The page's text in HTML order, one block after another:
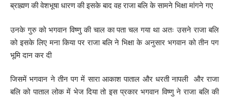
ब्राह्मण की वेशभूषा धारण की इसके बाद वह राजा बलि के सामने भिक्षा मांगने गए
उनके गुरु को भगवान विष्णु की चाल का पता चल गया था अतः उसने राजा बलि
को इसके लिए मना किया पर राजा बलि ने भिक्षा के अनुसार भगवान को तीन पग
भूमि दान कर दी
जिसमें भगवान ने तीन पग में सारा आकाश पाताल और धरती नापली और राजा
बलि को पाताल लोक में भेज दिया तो इस प्रकार भगवान विष्णु ने राजा बलि की